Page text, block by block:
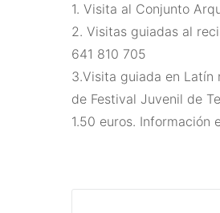
1. Visita al Conjunto
2. Visitas guiadas al
641 810 705
3.Visita guiada en Latín
de Festival Juvenil de
1.50 euros. Información